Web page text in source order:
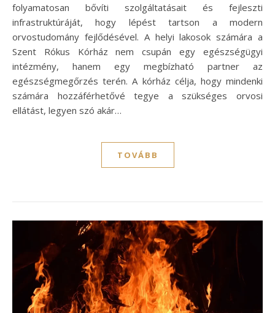
folyamatosan bővíti szolgáltatásait és fejleszti
infrastruktúráját, hogy lépést tartson a modern
orvostudomány fejlődésével. A helyi lakosok számára a
Szent Rókus Kórház nem csupán egy egészségügyi
intézmény, hanem egy megbízható partner az
egészségmegőrzés terén. A kórház célja, hogy mindenki
számára hozzáférhetővé tegye a szükséges orvosi
ellátást, legyen szó akár…
TOVÁBB